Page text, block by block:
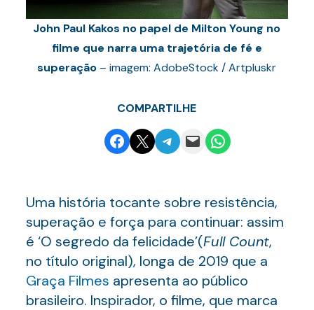
John Paul Kakos no papel de Milton Young no
filme que narra uma trajetória de fé e
superação – imagem: AdobeStock / Artpluskr
COMPARTILHE
Share on Facebook
Email this PageShare on Telegram
Email this PageShare on WhatsApp
Uma história tocante sobre resistência,
superação e força para continuar: assim
é ‘O segredo da felicidade’(Full Count,
no título original), longa de 2019 que a
Graça Filmes apresenta ao público
brasileiro. Inspirador, o filme, que marca